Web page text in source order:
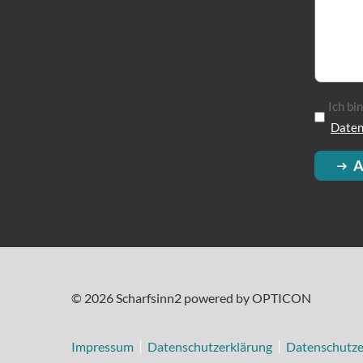
Ich
© 2026 Scharfsinn2 powered by OPTICON
Impressum Datenschutzerklärung